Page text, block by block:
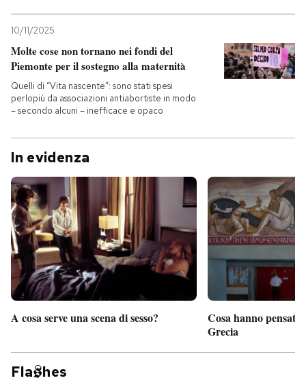
10/11/2025
Molte cose non tornano nei fondi del
Piemonte per il sostegno alla maternità
Quelli di “Vita nascente”: sono stati spesi
perlopiù da associazioni antiabortiste in modo
– secondo alcuni – inefficace e opaco
In evidenza
A cosa serve una scena di sesso?
Cosa hanno pensato
Grecia
Fla hes